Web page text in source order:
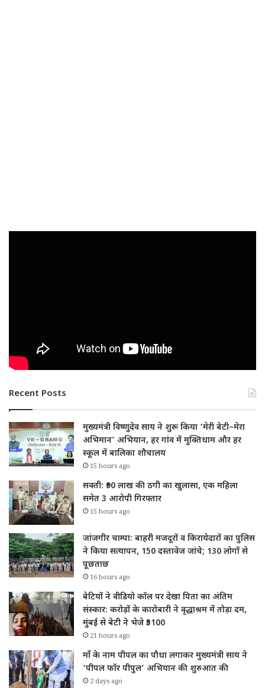
Recent Posts
मुख्यमंत्री विष्णुदेव साय ने शुरू किया ‘मेरी बेटी–मेरा
अभिमान’ अभियान, हर गांव में मुक्तिधाम और हर
स्कूल में बालिका शौचालय
15 hours ago
सक्ती: ₹90 लाख की ठगी का खुलासा, एक महिला
समेत 3 आरोपी गिरफ्तार
15 hours ago
जांजगीर चाम्पा: बाहरी मजदूरों व किरायेदारों का पुलिस
ने किया सत्यापन, 150 दस्तावेज जांचे; 130 लोगों से
पूछताछ
16 hours ago
बेटियों ने वीडियो कॉल पर देखा पिता का अंतिम
संस्कार: करोड़ों के कारोबारी ने वृद्धाश्रम में तोड़ा दम,
मुंबई से बेटी ने भेजे ₹5100
21 hours ago
माँ के नाम पीपल का पौधा लगाकर मुख्यमंत्री साय ने
‘पीपल फॉर पीपुल’ अभियान की शुरुआत की
2 days ago